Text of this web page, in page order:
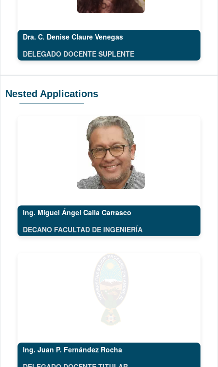
Dra. C. Denise Claure Venegas
DELEGADO DOCENTE SUPLENTE
Nested Applications
Ing. Miguel Ángel Calla Carrasco
DECANO FACULTAD DE INGENIERÍA
Ing. Juan P. Fernández Rocha